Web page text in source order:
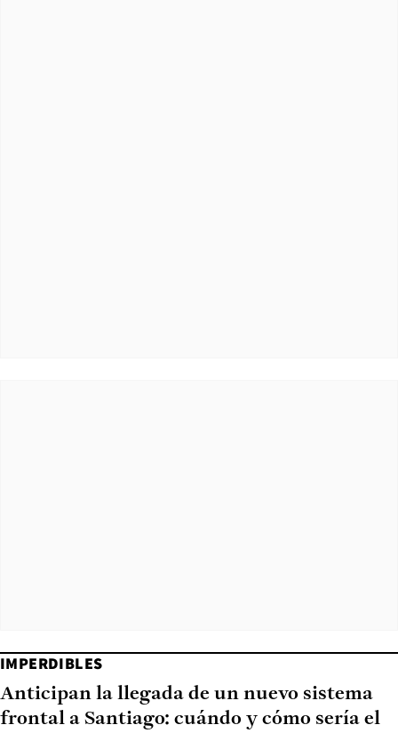
IMPERDIBLES
Anticipan la llegada de un nuevo sistema
frontal a Santiago: cuándo y cómo sería el